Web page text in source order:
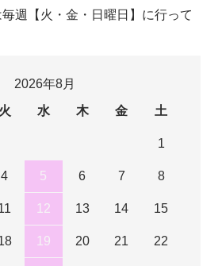
週【火・金・日曜日】に行って
2026年8月
火 水 木 金 土
1
4 5 6 7 8
12 13 14 15
19 20 21 22